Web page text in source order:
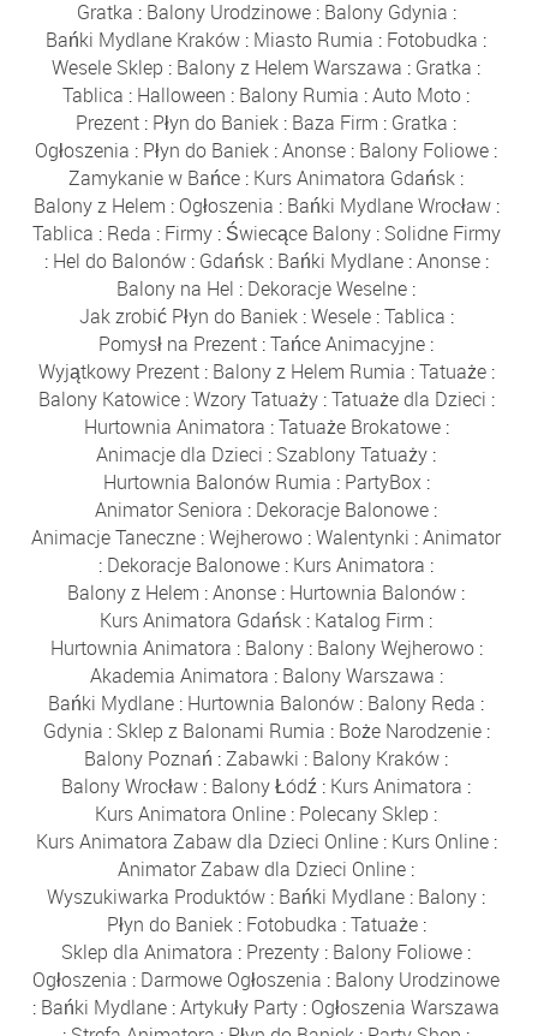
Gratka : Balony Urodzinowe: Balony Gdynia :
Bańki Mydlane Kraków : Miasto Rumia : Fotobudka :
Wesele Sklep : Balony z Helem Warszawa : Gratka :
Tablica : Halloween : Balony Rumia :Auto Moto :
Prezent : Płyn do Baniek : Baza Firm : Gratka :
Ogłoszenia : Płyn do Baniek :Anonse : Balony Foliowe :
Zamykanie w Bańce : Kurs Animatora Gdańsk :
Balony z Helem : Ogłoszenia : Bańki Mydlane Wrocław:
Tablica : Reda : Firmy: Świecące Balony: Solidne Firmy
: Hel do Balonów: Gdańsk: Bańki Mydlane:Anonse:
Balony na Hel : Dekoracje Weselne :
Jak zrobić Płyn do Baniek:Wesele:Tablica :
Pomysł na Prezent :Tańce Animacyjne :
Wyjątkowy Prezent: Balony z Helem Rumia :Tatuaże:
Balony Katowice:Wzory Tatuaży:Tatuaże dla Dzieci :
Hurtownia Animatora :Tatuaże Brokatowe:
Animacje dla Dzieci : Szablony Tatuaży :
Hurtownia Balonów Rumia : PartyBox:
Animator Seniora : Dekoracje Balonowe :
Animacje Taneczne :Wejherowo :Walentynki :Animator
: Dekoracje Balonowe : Kurs Animatora :
Balony z Helem :Anonse : Hurtownia Balonów :
Kurs Animatora Gdańsk : Katalog Firm :
Hurtownia Animatora : Balony: Balony Wejherowo:
Akademia Animatora : Balony Warszawa :
Bańki Mydlane : Hurtownia Balonów : Balony Reda :
Gdynia : Sklep z Balonami Rumia : Boże Narodzenie:
Balony Poznań :Zabawki : Balony Kraków :
Balony Wrocław : Balony Łódź : Kurs Animatora :
Kurs Animatora Online : Polecany Sklep :
Kurs Animatora Zabaw dla Dzieci Online: Kurs Online:
Animator Zabaw dla Dzieci Online :
Wyszukiwarka Produktów : Bańki Mydlane : Balony :
Płyn do Baniek: Fotobudka :Tatuaże:
Sklep dla Animatora : Prezenty : Balony Foliowe :
Ogłoszenia : Darmowe Ogłoszenia : Balony Urodzinowe
: Bańki Mydlane :Artykuły Party : Ogłoszenia Warszawa